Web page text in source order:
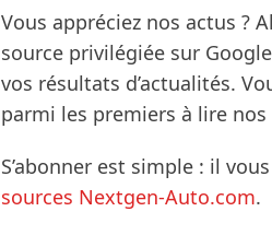
Vous appréciez nos actus ?
source privilégiée sur
vos résultats d’actualités.
parmi les premiers à lire
S’abonner est simple : il
sources Nextgen-Auto.com.